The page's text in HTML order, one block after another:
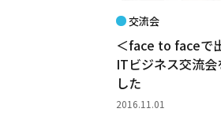
交流会
＜face to faceで
ITビジネス交流会
した
2016.11.01